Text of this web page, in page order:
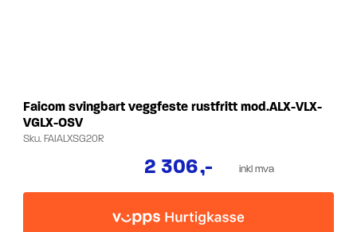
Faicom svingbart veggfeste rustfritt mod.ALX-VLX-
VGLX-OSV
Sku.FAIALXSG20R
2 306,- inkl mva